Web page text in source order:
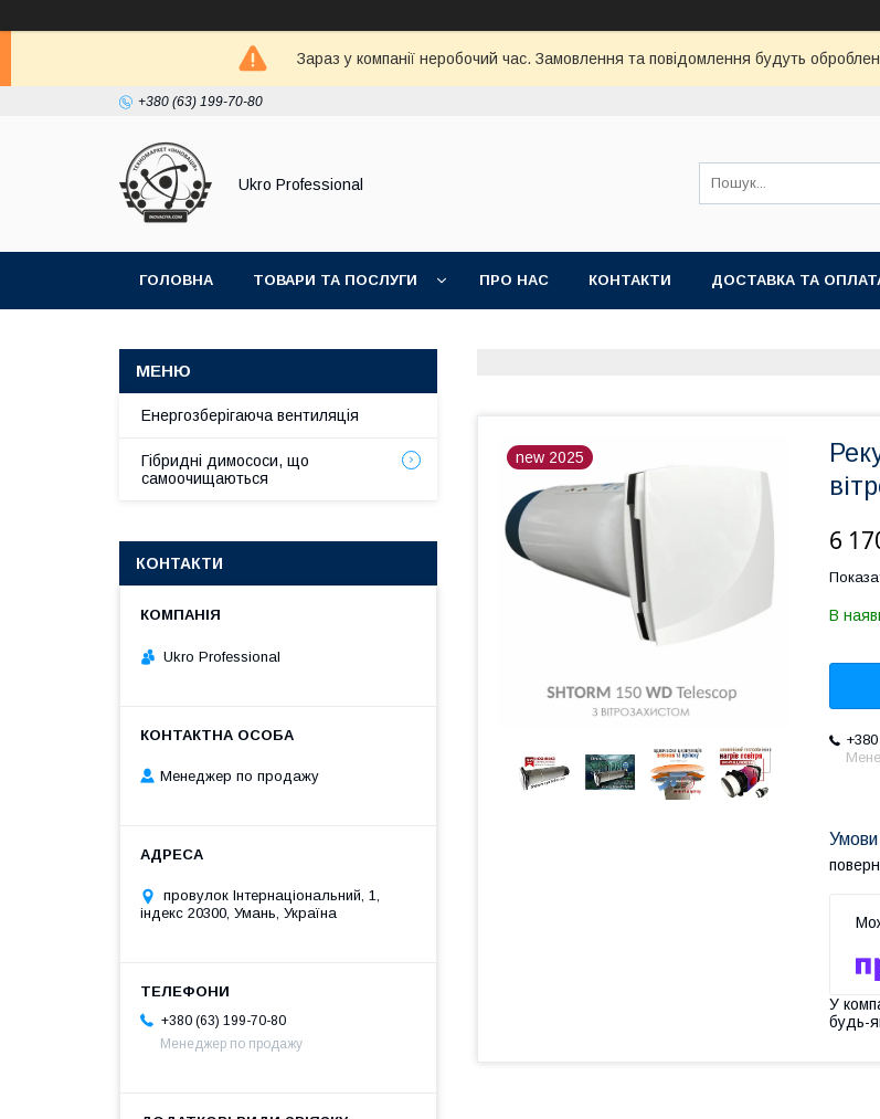
Зараз у компанії неробочий час. Замовлення та повідомлення будуть
+380 (63) 199-70-80
Ukro Professional
ГОЛОВНА ТОВАРИ ТА ПОСЛУГИ ПРО НАС КОНТАКТИ ДОСТАВКА ТА
new 2025
6
В
У
будь-
Енергозберігаюча вентиляція
Гібридні димососи, що
самоочищаються
КОНТАКТИ
Ukro Professional
Менеджер по продажу
провулок Інтернаціональний, 1,
індекс 20300, Умань, Україна
+380 (63) 199-70-80
Менеджер по продажу